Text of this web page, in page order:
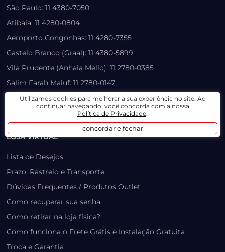
São Paulo: 11 4380-7050
Atibaia: 11 4280-0804
Aeroporto Congonhas: 11 4280-7355
Castelo Branco (Graal): 11 4380-5899
Vila Prudente (Anhaia Mello): 11 2780-0385
Salim Farah Maluf: 11 2780-0147
atendimento3@paulinhomotos.com.br
atendimento2@paulinhomotos.com.br
LOJA VIRTUAL
Lista de Desejos
Prazo, Rastreio e Transporte
Dúvidas Frequentes / Produtos Outlet
Como recuperar sua senha
Como retirar na loja física?
Como funciona o Frete Grátis e Instalação Gratuita
Troca e Garantia
Utilizamos cookies para melhorar a sua experiência no site. Ao
continuar navegando, você concorda com a nossa
Política de Privacidade.
concordar e fechar